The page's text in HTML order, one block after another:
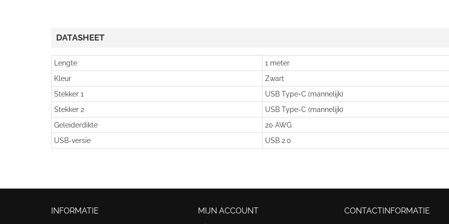
DATASHEET
Lengte
1 meter
Kleur
Zwart
Stekker 1
USB Type-C (mannelijk)
Stekker 2
USB Type-C (mannelijk)
Geleiderdikte
20 AWG
USB-versie
USB 2.0
INFORMATIE MIJN ACCOUNT CONTACTINFORMATIE